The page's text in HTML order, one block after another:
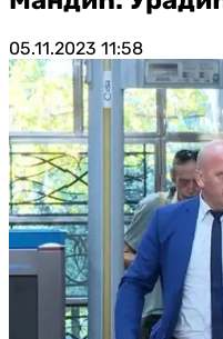
05.11.2023 11:58